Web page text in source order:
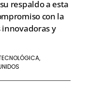
respaldo a esta
con la
y